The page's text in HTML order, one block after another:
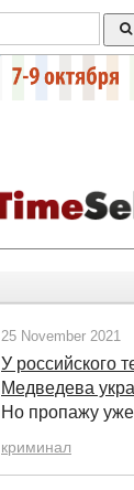
25 November 2021
У российского
Медведева
Но пропажу
криминал